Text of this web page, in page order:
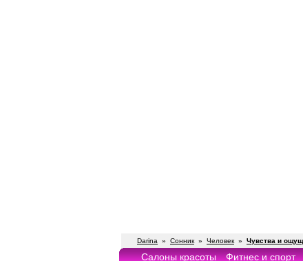
Darina » Сонник » Человек » Чувства и
Салоны красоты Фитнес и спорт